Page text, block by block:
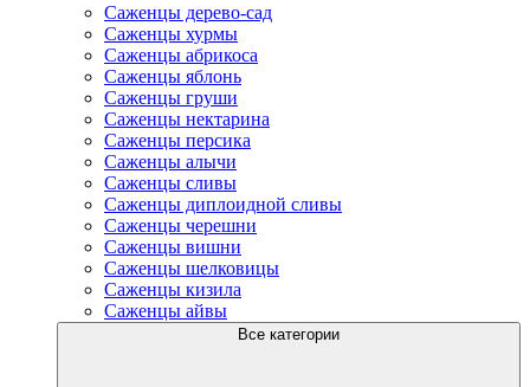
Саженцы дерево-сад
Саженцы хурмы
Саженцы абрикоса
Саженцы яблонь
Саженцы груши
Саженцы нектарина
Саженцы персика
Саженцы алычи
Саженцы сливы
Саженцы диплоидной сливы
Саженцы черешни
Саженцы вишни
Саженцы шелковицы
Саженцы кизила
Саженцы айвы
Все категории